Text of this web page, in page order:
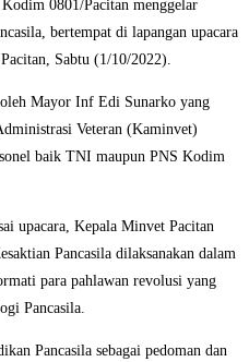
0801/Pacitan menggelar
bertempat di lapangan upacara
Sabtu (1/10/2022).
Mayor Inf Edi Sunarko yang
Veteran (Kaminvet)
baik TNI maupun PNS Kodim
upacara, Kepala Minvet Pacitan
Pancasila dilaksanakan dalam
para pahlawan revolusi yang
Pancasila.
Pancasila sebagai pedoman dan